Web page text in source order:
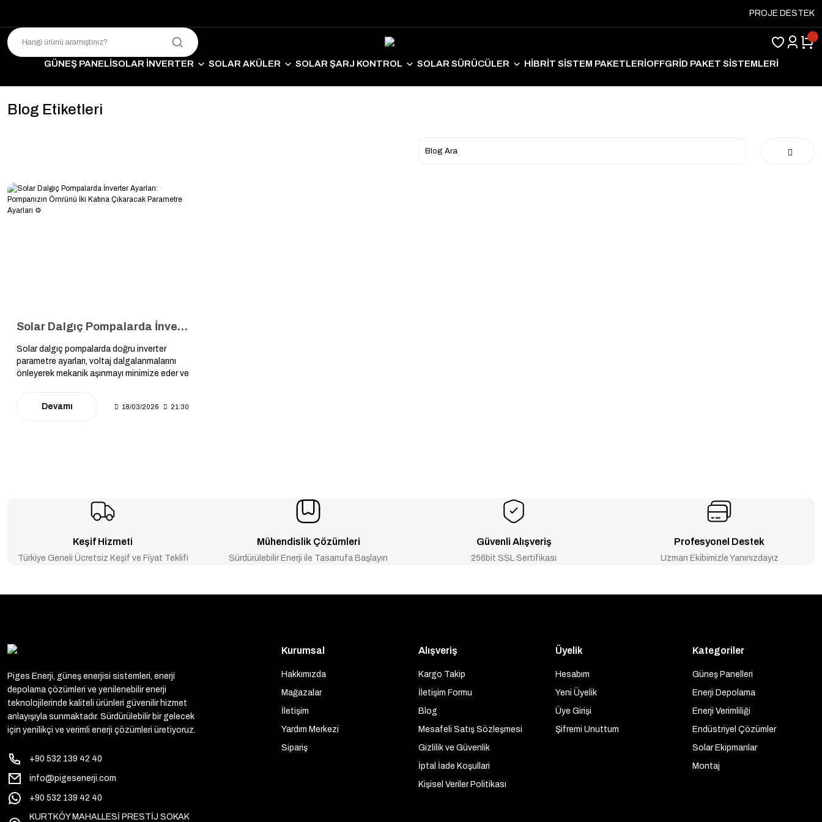
PROJE DESTEK
GÜNEŞ PANELİSOLAR İNVERTER SOLAR AKÜLER SOLAR ŞARJ KONTROL SOLAR SÜRÜCÜLER HİBRİT SİSTEM PAKETLERİOFFGRİD PAKET SİSTEMLERİ
Blog Etiketleri
Solar Dalgıç Pompalarda İnverter Ayarları: Pompanızın Ömrünü İki Katına Çıkaracak Parametre Ayarları ⚙️
Solar dalgıç pompalarda doğru inverter
parametre ayarları, voltaj dalgalanmalarını
önleyerek mekanik aşınmayı minimize eder ve
çıkaran stratejik bir teknik uygulamadır.
Devamı 18/03/2026 21:30
Keşif Hizmeti
Türkiye Geneli Ücretsiz Keşif ve Fiyat Teklifi
Mühendislik Çözümleri
Sürdürülebilir Enerji ile Tasarrufa Başlayın
Güvenli Alışveriş
256bit SSL Sertifikası
Profesyonel Destek
Uzman Ekibimizle Yanınızdayız
Piges Enerji, güneş enerjisi sistemleri, enerji
depolama çözümleri ve yenilenebilir enerji
teknolojilerinde kaliteli ürünleri güvenilir hizmet
anlayışıyla sunmaktadır. Sürdürülebilir bir gelecek
için yenilikçi ve verimli enerji çözümleri üretiyoruz.
+90 532 139 42 40
info@pigesenerji.com
+90 532 139 42 40
KURTKÖY MAHALLESİ PRESTİJ SOKAK
Kurumsal
Hakkımızda
Mağazalar
İletişim
Yardım Merkezi
Sipariş
Alışveriş
Kargo Takip
İletişim Formu
Blog
Mesafeli Satış Sözleşmesi
Gizlilik ve Güvenlik
İptal İade Koşullari
Kişisel Veriler Politikası
Üyelik
Hesabım
Yeni Üyelik
Üye Girişi
Şifremi Unuttum
Kategoriler
Güneş Panelleri
Enerji Depolama
Enerji Verimliliği
Endüstriyel Çözümler
Solar Ekipmanlar
Montaj